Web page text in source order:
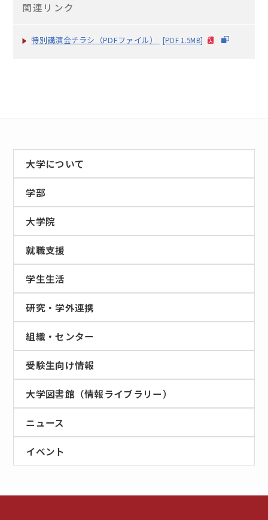
関連リンク
特別講演会チラシ（PDFファイル） [PDF 1.5MB]
大学について
学部
大学院
就職支援
学生生活
研究・学外連携
組織・センター
受験生向け情報
大学図書館（情報ライブラリー）
ニュース
イベント